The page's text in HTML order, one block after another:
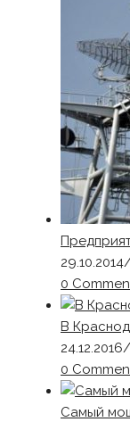
29.10.2014
0
В
24.12.2016/
0
Самый